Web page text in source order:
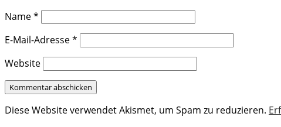
Name*
E-Mail-Adresse*
Website
Diese Website verwendet Akismet, um Spam zu reduzieren.